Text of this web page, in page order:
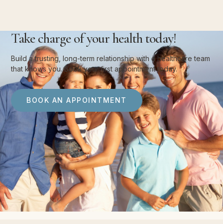
Take charge of your health today!
Build a trusting, long-term relationship with a healthcare team
that knows you. Book your first appointment today.
BOOK AN APPOINTMENT